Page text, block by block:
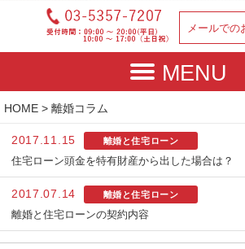
メールでの
HOME > 離婚コラム
2017.11.15 離婚と住宅ローン
住宅ローン頭金を特有財産から出した場合は？
2017.07.14 離婚と住宅ローン
離婚と住宅ローンの契約内容